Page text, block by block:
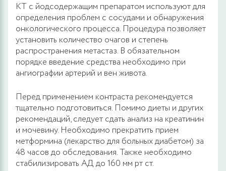
КТ с йодсодержащим препаратом используют для
определения проблем с сосудами и обнаружения
онкологического процесса. Процедура позволяет
установить количество очагов и степень
распространения метастаз. В обязательном
порядке введение средства необходимо при
ангиографии артерий и вен живота.
Перед применением контраста рекомендуется
тщательно подготовиться. Помимо диеты и других
рекомендаций, следует сдать анализ на креатинин
и мочевину. Необходимо прекратить прием
метформина (лекарство для больных диабетом) за
48 часов до обследования. Также необходимо
стабилизировать АД до 160 мм рт ст.